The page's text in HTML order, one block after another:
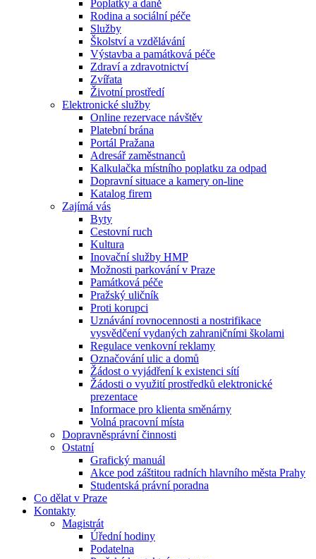
Poplatky a daně
Rodina a sociální péče
Služby
Školství a vzdělávání
Výstavba a památková péče
Zdraví a zdravotnictví
Zvířata
Životní prostředí
Elektronické služby
Online rezervace návštěv
Platební brána
Portál Pražana
Adresář zaměstnanců
Kalkulačka místního poplatku za odpad
Dopravní situace a kamery on-line
Katalog firem
Zajímá vás
Byty
Cestovní ruch
Kultura
Inovační služby HMP
Možnosti parkování v Praze
Památková péče
Pražský uličník
Proti korupci
Uznávání rovnocennosti a nostrifikace
vysvědčení vydaných zahraničními školami
Regulace venkovní reklamy
Označování ulic a domů
Žádost o vyjádření k existenci sítí
Žádosti o využití prostředků elektronické
prezentace
Informace pro klienta směnárny
Volná pracovní místa
Dopravněsprávní činnosti
Ostatní
Grafický manuál
Akce pod záštitou radních hlavního města Prahy
Studentská právní poradna
Co dělat v Praze
Kontakty
Magistrát
Úřední hodiny
Podatelna